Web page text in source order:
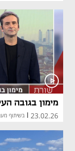
מימון בגובה
23.02.26
| בשיתוף